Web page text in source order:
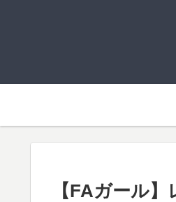
【FAガール